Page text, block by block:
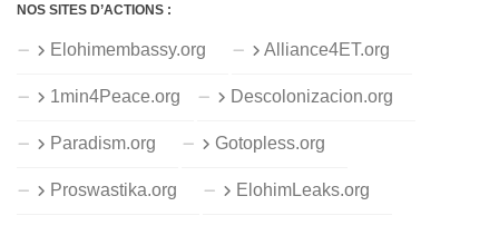
NOS SITES D’ACTIONS :
Elohimembassy.org Alliance4ET.org
1min4Peace.org Descolonizacion.org
Paradism.org Gotopless.org
Proswastika.org ElohimLeaks.org